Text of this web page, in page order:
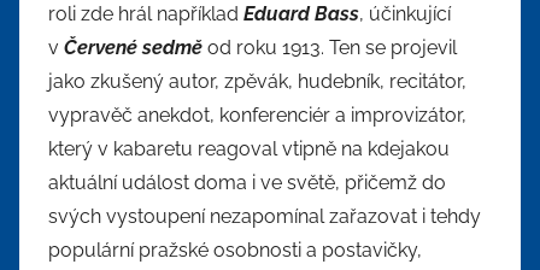
roli zde hrál například Eduard Bass, účinkující
v Červené sedmě od roku 1913. Ten se projevil
jako zkušený autor, zpěvák, hudebník, recitátor,
vypravěč anekdot, konferenciér a improvizátor,
který v kabaretu reagoval vtipně na kdejakou
aktuální událost doma i ve světě, přičemž do
svých vystoupení nezapomínal zařazovat i tehdy
populární pražské osobnosti a postavičky,